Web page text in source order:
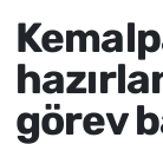
görev
Spor
Magazin